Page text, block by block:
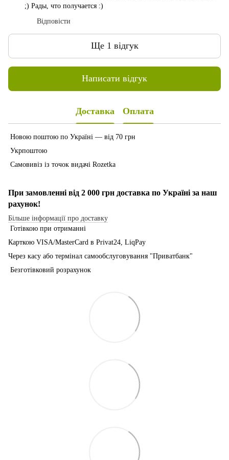
;) Рады, что получается :)
Відповісти
Ще 1 відгук
Написати відгук
Доставка Оплата
Новою поштою по Україні — від 70 грн
Укрпоштою
Самовивіз із точок видачі Rozetka
При замовленні від 2 000 грн доставка по Україні за наш
рахунок!
Більше інформації про доставку
Готівкою при отриманні
Карткою VISA/MasterCard в Рrivat24, LiqPay
Через касу або термінал самообслуговування "Приватбанк"
Безготівковий розрахунок